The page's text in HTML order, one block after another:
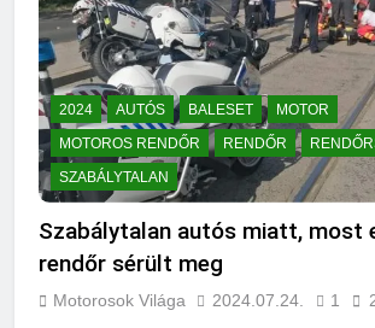
2024 AUTÓS BALESET
MOTOR
MOTOROS RENDŐR
RENDŐR
SZABÁLYTALAN
Szabálytalan autós miatt, most
rendőr sérült meg
Motorosok Világa 2024.07.24. 1